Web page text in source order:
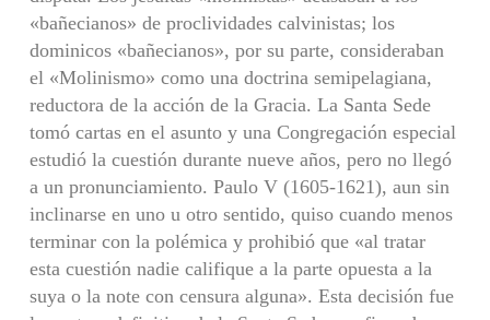
«bañecianos» de proclividades calvi­nistas; los
dominicos «bañecianos», por su parte, conside­raban
el «Molinismo» como una doctrina semipelagiana,
reductora de la acción de la Gracia. La Santa Sede
tomó cartas en el asunto y una Congregación especial
estudió la cuestión durante nueve años, pero no llegó
a un pronun­ciamiento. Paulo V (1605-1621), aun sin
inclinarse en uno u otro sentido, quiso cuando menos
terminar con la polé­mica y prohibió que «al tratar
esta cuestión nadie califique a la parte opuesta a la
suya o la note con censura alguna». Esta decisión fue